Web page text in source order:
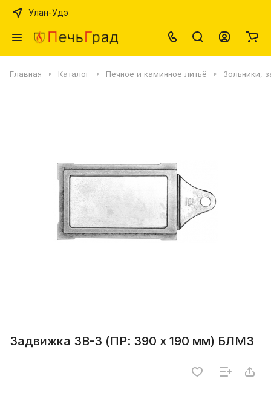
Улан-Удэ
Главная Каталог Печное и каминное литьё Зольники,
Задвижка 3В-3 (ПР: 390 х 190 мм) БЛМЗ